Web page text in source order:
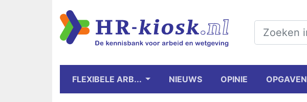
FLEXIBELE ARB... NIEUWS OPINIE OPGAVEN